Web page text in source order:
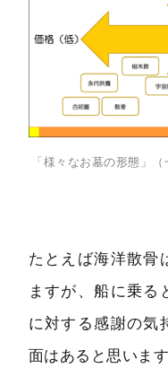
「様々なお墓の形態」
たとえば海洋散骨
ますが、船に乗る
に対する感謝の気
面はあると思います